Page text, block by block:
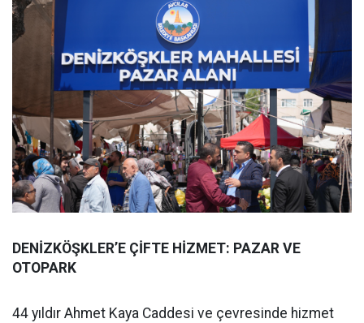
DENİZKÖŞKLER’E ÇİFTE HİZMET: PAZAR VE
OTOPARK
44 yıldır Ahmet Kaya Caddesi ve çevresinde hizmet